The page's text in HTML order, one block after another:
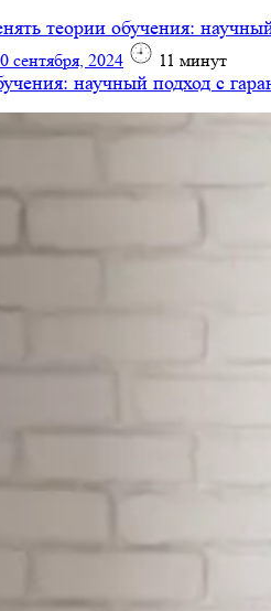
теории обучения:
сентября, 2024 11 минут
научный подход с